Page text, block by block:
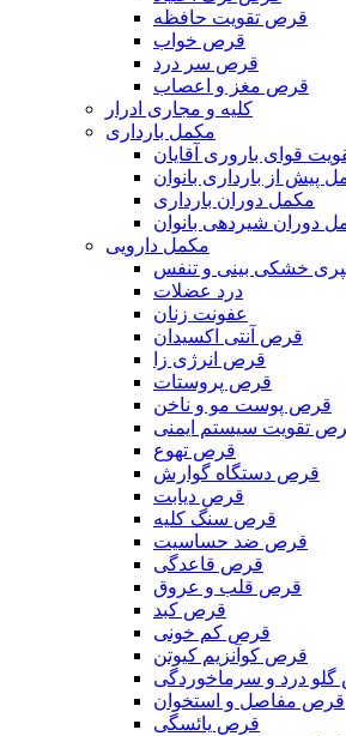
قرص تقویت حافظه
قرص خواب
قرص سر درد
قرص مغز و اعصاب
کلیه و مجاری ادرار
مکمل بارداری
قوای باروری آقایان
پیش از بارداری بانوان
مکمل دوران بارداری
دوران شیردهی بانوان
مکمل دارویی
خشکی بینی و تنفس
درد عضلات
عفونت زنان
قرص آنتی اکسیدان
قرص انرژی زا
قرص پروستات
قرص پوست مو و ناخن
تقویت سیستم ایمنی
قرص تهوع
قرص دستگاه گوارش
قرص دیابت
قرص سنگ کلیه
قرص ضد حساسیت
قرص قاعدگی
قرص قلب و عروق
قرص کبد
قرص کم خونی
قرص کوآنزیم کیوتن
درد و سرماخوردگی
قرص مفاصل و استخوان
قرص یائسگی